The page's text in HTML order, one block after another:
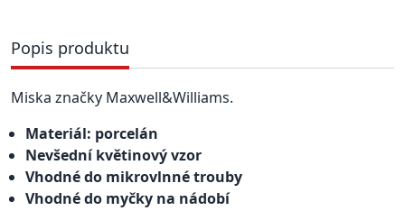
Popis produktu
Miska značky Maxwell&Williams.
Materiál: porcelán
Nevšední květinový vzor
Vhodné do mikrovlnné trouby
Vhodné do myčky na nádobí